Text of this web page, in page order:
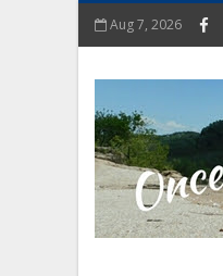
Aug 7, 2026